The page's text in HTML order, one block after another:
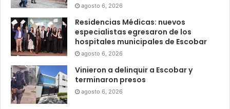
agosto 6, 2026
Residencias Médicas: nuevos
especialistas egresaron de los
hospitales municipales de Escobar
agosto 6, 2026
Vinieron a delinquir a Escobar y
terminaron presos
agosto 6, 2026